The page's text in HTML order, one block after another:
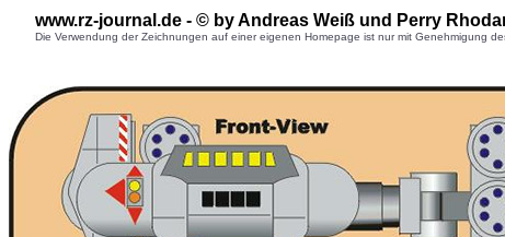
www.rz-journal.de - © by Andreas Weiß und Perry
Die Verwendung der Zeichnungen auf einer eigenen Homepage ist nur mit Genehmigung